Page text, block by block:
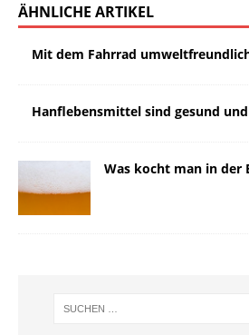
ÄHNLICHE ARTIKEL
Mit dem Fahrrad
Hanflebensmittel sind gesund
Was kocht man in der